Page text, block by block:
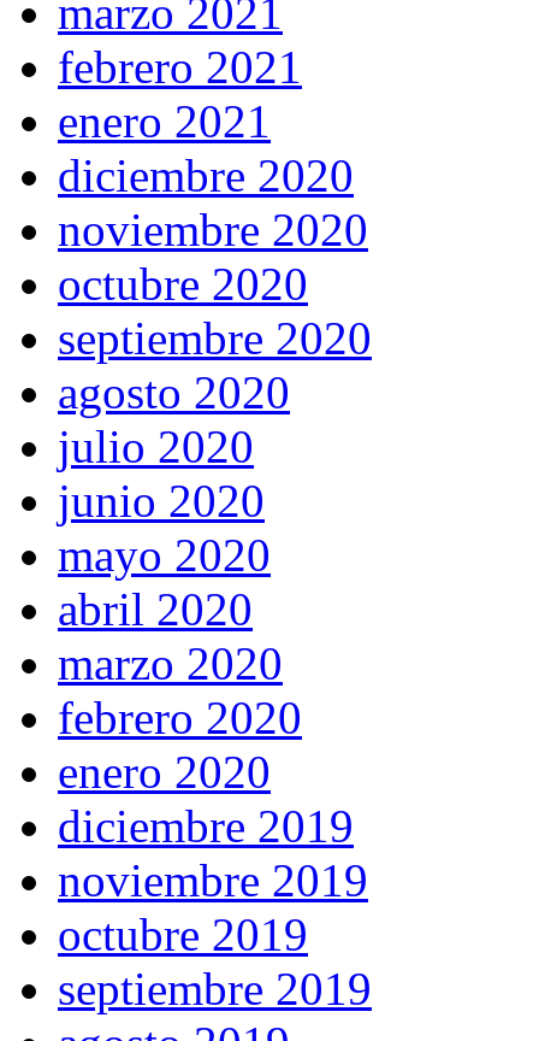
marzo 2021
febrero 2021
enero 2021
diciembre 2020
noviembre 2020
octubre 2020
septiembre 2020
agosto 2020
julio 2020
junio 2020
mayo 2020
abril 2020
marzo 2020
febrero 2020
enero 2020
diciembre 2019
noviembre 2019
octubre 2019
septiembre 2019